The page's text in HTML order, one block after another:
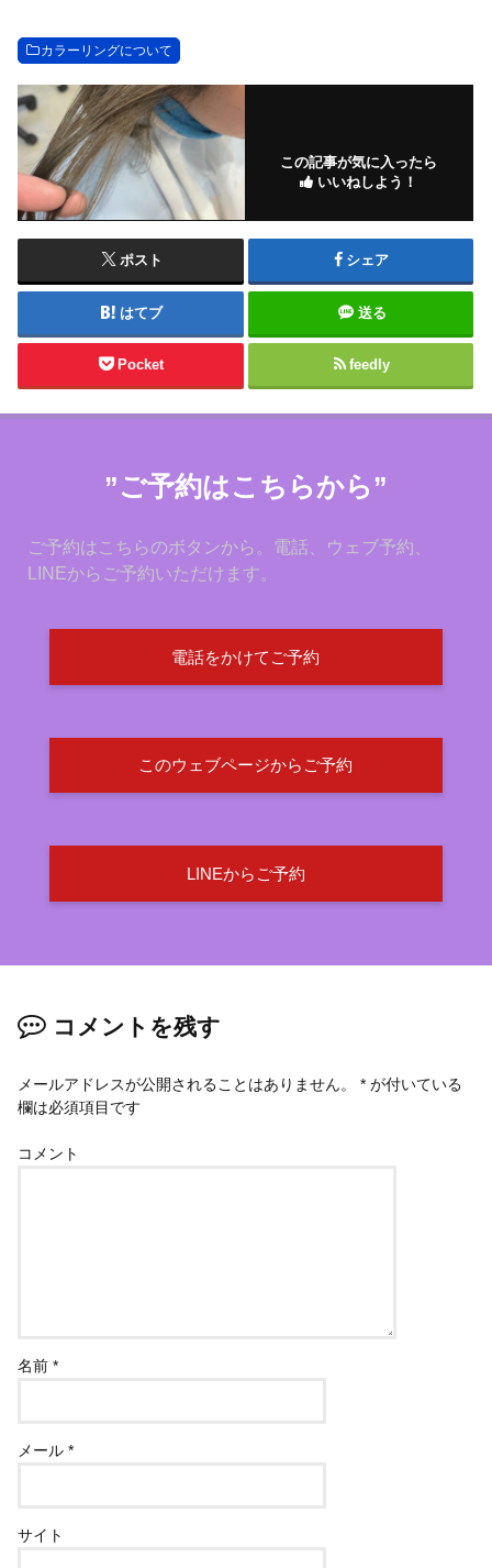
カラーリングについて
この記事が気に入ったら
いいねしよう！
ポスト シェア
はてブ 送る
Pocket feedly
”ご予約はこちらから”
ご予約はこちらのボタンから。電話、ウェブ予約、
LINEからご予約いただけます。
電話をかけてご予約
このウェブページからご予約
LINEからご予約
コメントを残す
メールアドレスが公開されることはありません。 * が付いている
欄は必須項目です
コメント
名前*
メール*
サイト